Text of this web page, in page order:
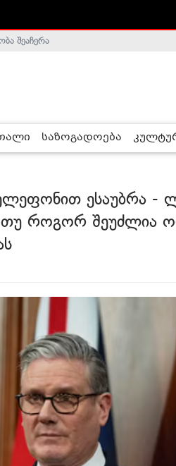
- ჰელსინკის კომისია
შეაჩერა
საზოგადოება
ესაუბრა -
როგორ შეუძლია